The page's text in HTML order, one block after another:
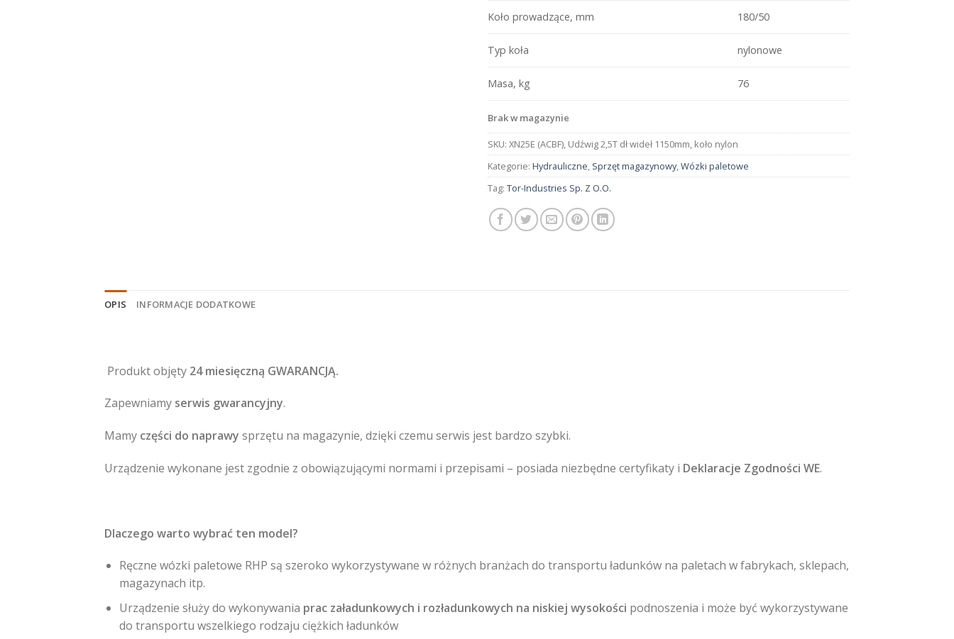
Koło prowadzące, mm 180/50
Typ koła nylonowe
Masa, kg 76
Brak w magazynie
SKU: XN25E (ACBF), Udźwig 2,5T dł wideł 1150mm, koło nylon
Kategorie: Hydrauliczne, Sprzęt magazynowy,Wózki paletowe
Tag: Tor-Industries Sp. Z O.O.
OPIS INFORMACJE DODATKOWE
Produkt objęty 24 miesięczną GWARANCJĄ.
Zapewniamy serwis gwarancyjny.
Mamy części do naprawy sprzętu na magazynie, dzięki czemu serwis jest bardzo szybki.
Urządzenie wykonane jest zgodnie z obowiązującymi normami i przepisami – posiada niezbędne certyfikaty i Deklaracje Zgodności WE.
Dlaczego warto wybrać ten model?
Ręczne wózki paletowe RHP są szeroko wykorzystywane w różnych branżach do transportu ładunków na paletach w fabrykach, sklepach,
magazynach itp.
Urządzenie służy do wykonywania prac załadunkowych i rozładunkowych na niskiej wysokości podnoszenia i może być wykorzystywane
do transportu wszelkiego rodzaju ciężkich ładunków